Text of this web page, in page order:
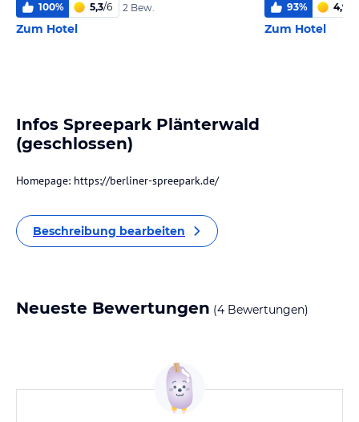
100% 5,3/6 2 Bew.
Zum Hotel
93% 4,9
Zum Hotel
Infos Spreepark Plänterwald
(geschlossen)
Homepage: https://berliner-spreepark.de/
Beschreibung bearbeiten
Neueste Bewertungen (4 Bewertungen)